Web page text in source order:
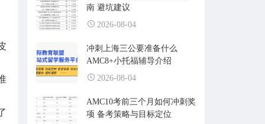
南 避坑建议
2026-08-04
冲刺上海三公要准备什么
AMC8+小托福辅导介绍
2026-08-04
AMC10考前三个月如何冲刺奖
项 备考策略与目标定位